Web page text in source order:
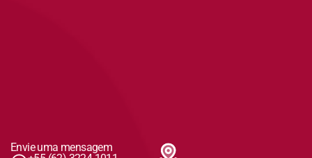
Envie uma mensagem